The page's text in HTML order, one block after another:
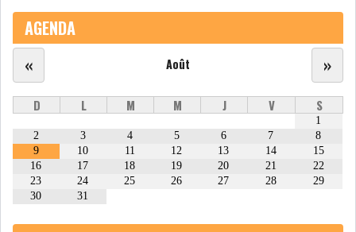
INS : L'INFLATION RECULE À
5,1% EN...
IRADA : PREMIER APPEL À
FONDATION POUR L...
RSS
POLITIQUE
AGENDA
Août
« »
D L M M J V S
1
2
3 4 5 6 7
8
9
10 11 12 13 14
15
16
17 18 19 20 21
22
23
24 25 26 27 28
29
30
31